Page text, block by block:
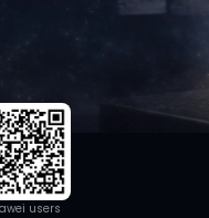
users